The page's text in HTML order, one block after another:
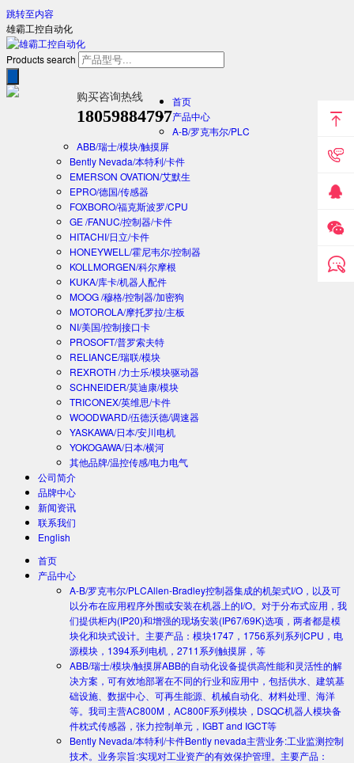
跳转至内容
雄霸工控自动化
Products search
购买咨询热线
18059884797
首页
产品中心
A-B/罗克韦尔/PLC
ABB/瑞士/模块/触摸屏
Bently Nevada/本特利/卡件
EMERSON OVATION/艾默生
EPRO/德国/传感器
FOXBORO/福克斯波罗/CPU
GE /FANUC/控制器/卡件
HITACHI/日立/卡件
HONEYWELL/霍尼韦尔/控制器
KOLLMORGEN/科尔摩根
KUKA/库卡/机器人配件
MOOG /穆格/控制器/加密狗
MOTOROLA/摩托罗拉/主板
NI/美国/控制接口卡
PROSOFT/普罗索夫特
RELIANCE/瑞联/模块
REXROTH /力士乐/模块驱动器
SCHNEIDER/莫迪康/模块
TRICONEX/英维思/卡件
WOODWARD/伍德沃德/调速器
YASKAWA/日本/安川电机
YOKOGAWA/日本/横河
其他品牌/温控传感/电力电气
公司简介
品牌中心
新闻资讯
联系我们
English
首页
产品中心
A-B/罗克韦尔/PLCAllen-Bradley控制器集成的机架式I/O，以及可
以分布在应用程序外围或安装在机器上的I/O。对于分布式应用，我
们提供柜内(IP20)和增强的现场安装(IP67/69K)选项，两者都是模
块化和块式设计。主要产品：模块1747，1756系列系列CPU，电
源模块，1394系列电机，2711系列触摸屏，等
ABB/瑞士/模块/触摸屏ABB的自动化设备提供高性能和灵活性的解
决方案，可有效地部署在不同的行业和应用中，包括供水、建筑基
础设施、数据中心、可再生能源、机械自动化、材料处理、海洋
等。我司主营AC800M，AC800F系列模块，DSQC机器人模块备
件枕式传感器，张力控制单元，IGBT and IGCT等
Bently Nevada/本特利/卡件Bently nevada主营业务:工业监测控制
技术。业务宗旨:实现对工业资产的有效保护管理。主要产品：